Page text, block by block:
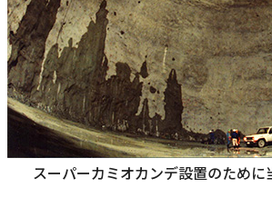
スーパーカミオカンデ設置のため